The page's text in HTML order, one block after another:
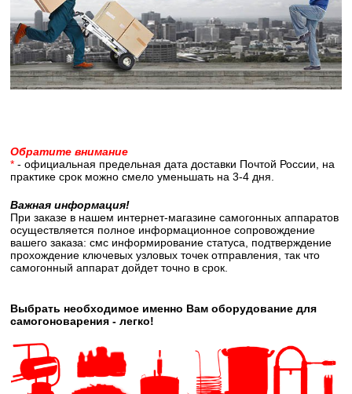
Обратите внимание
* - официальная предельная дата доставки Почтой России, на
практике срок можно смело уменьшать на 3-4 дня.
Важная информация!
При заказе в нашем интернет-магазине самогонных аппаратов
осуществляется полное информационное сопровождение
вашего заказа: смс информирование статуса, подтверждение
прохождение ключевых узловых точек отправления, так что
самогонный аппарат дойдет точно в срок.
Выбрать необходимое именно Вам оборудование для
самогоноварения - легко!